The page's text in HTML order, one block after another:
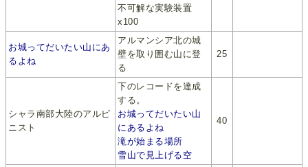
不可解な実験装置
x100
お城ってだいたい山にあ
るよね
アルマンシア北の城
壁を取り囲む山に登
る
25
シャラ南部大陸のアルピ
ニスト
下のレコードを達成
する。
お城ってだいたい山
にあるよね
滝が始まる場所
雪山で見上げる空
40